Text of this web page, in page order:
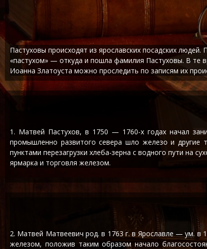
Пастуховы происходят из ярославских посадских
«пастухом» — откуда и пошла фамилия Пастуховы. В те
Иоанна Златоуста можно проследить по записям их
1. Матвей Пастухов, в 1750 — 1760-х годах начал
промышленно развитого севера шло железо и другие
пунктами перезагрузки хлеба-зерна с водного пути на
ярмарка и торговля железом.
2. Матвей Матвеевич род. в 1763 г. в Ярославле — ум. в
железом, положив таким образом начало